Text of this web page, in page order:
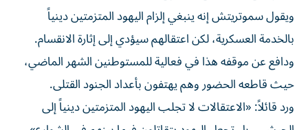
ويقول سموتريتش إنه ينبغي إلزام اليهود المتزمتين دينياً
بالخدمة العسكرية، لكن اعتقالهم سيؤدي إلى إثارة الانقسام.
ودافع عن موقفه هذا في فعالية للمستوطنين الشهر الماضي،
حيث قاطعه الحضور وهم يهتفون بأعداد الجنود القتلى.
ورد قائلاً: «الاعتقالات لا تجلب اليهود المتزمتين دينياً إلى